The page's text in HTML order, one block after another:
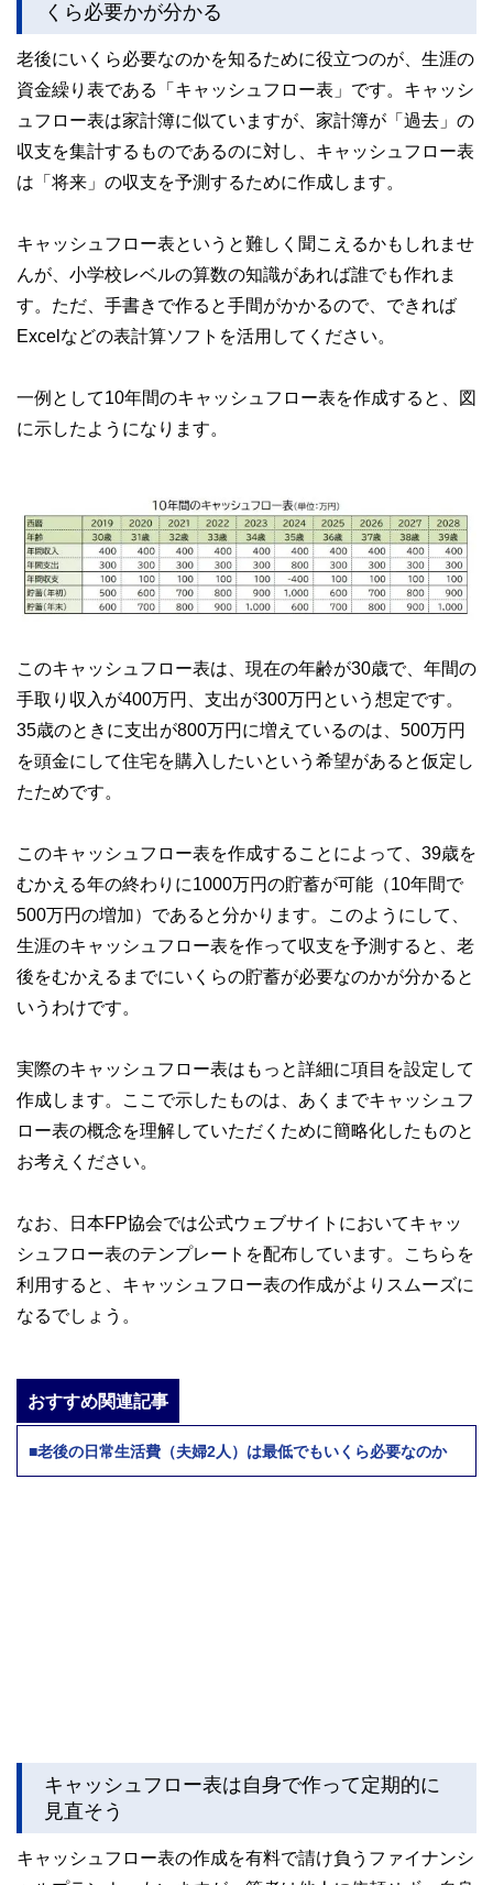
くら必要かが分かる
老後にいくら必要なのかを知るために役立つのが、生涯の
資金繰り表である「キャッシュフロー表」です。キャッシ
ュフロー表は家計簿に似ていますが、家計簿が「過去」の
収支を集計するものであるのに対し、キャッシュフロー表
は「将来」の収支を予測するために作成します。
キャッシュフロー表というと難しく聞こえるかもしれませ
んが、小学校レベルの算数の知識があれば誰でも作れま
す。ただ、手書きで作ると手間がかかるので、できれば
Excelなどの表計算ソフトを活用してください。
一例として10年間のキャッシュフロー表を作成すると、図
に示したようになります。
このキャッシュフロー表は、現在の年齢が30歳で、年間の
手取り収入が400万円、支出が300万円という想定です。
35歳のときに支出が800万円に増えているのは、500万円
を頭金にして住宅を購入したいという希望があると仮定し
たためです。
このキャッシュフロー表を作成することによって、39歳を
むかえる年の終わりに1000万円の貯蓄が可能（10年間で
500万円の増加）であると分かります。このようにして、
生涯のキャッシュフロー表を作って収支を予測すると、老
後をむかえるまでにいくらの貯蓄が必要なのかが分かると
いうわけです。
実際のキャッシュフロー表はもっと詳細に項目を設定して
作成します。ここで示したものは、あくまでキャッシュフ
ロー表の概念を理解していただくために簡略化したものと
お考えください。
なお、日本FP協会では公式ウェブサイトにおいてキャッ
シュフロー表のテンプレートを配布しています。こちらを
利用すると、キャッシュフロー表の作成がよりスムーズに
なるでしょう。
おすすめ関連記事
■老後の日常生活費（夫婦2人）は最低でもいくら必要なのか
キャッシュフロー表は自身で作って定期的に
見直そう
キャッシュフロー表の作成を有料で請け負うファイナンシ